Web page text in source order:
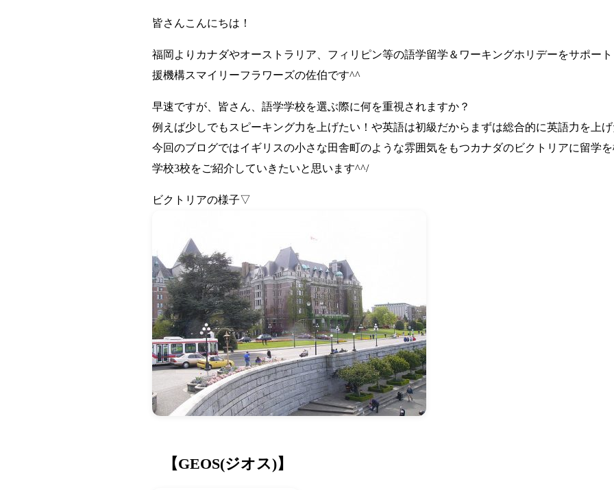
皆さんこんにちは！
福岡よりカナダやオーストラリア、フィリピン等の語学留学＆ワーキングホリデーをサポー
援機構スマイリーフラワーズの佐伯です^^
早速ですが、皆さん、語学学校を選ぶ際に何を重視されますか？
例えば少しでもスピーキング力を上げたい！や英語は初級だからまずは総合的に英語力を上
今回のブログではイギリスの小さな田舎町のような雰囲気をもつカナダのビクトリアに留学
学校3校をご紹介していきたいと思います^^/
ビクトリアの様子▽
【GEOS(ジオス)】